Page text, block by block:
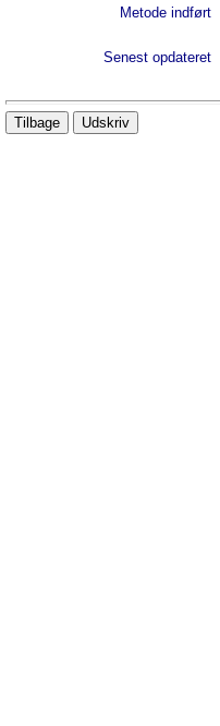
Metode indført
Senest opdateret